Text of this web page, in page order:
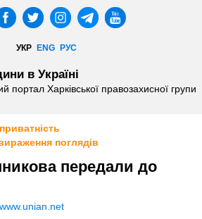
УКР ENG РУС
в Україні
портал Харківської правозахисної групи
поглядів
передали до
www.unian.net